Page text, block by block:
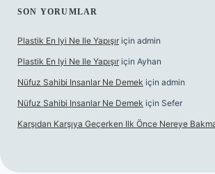
SON YORUMLAR
Plastik En Iyi Ne Ile Yapışır için admin
Plastik En Iyi Ne Ile Yapışır için Ayhan
Nüfuz Sahibi Insanlar Ne Demek için admin
Nüfuz Sahibi Insanlar Ne Demek için Sefer
Karşıdan Karşıya Geçerken Ilk Önce Nereye